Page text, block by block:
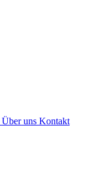
Über uns Kontakt